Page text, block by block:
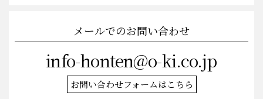
メールでのお問い合わせ
info-honten@o-ki.co.jp
お問い合わせフォームはこちら